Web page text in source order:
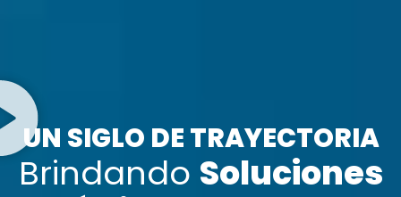
UN SIGLO DE TRAYECTORIA
Brindando Soluciones